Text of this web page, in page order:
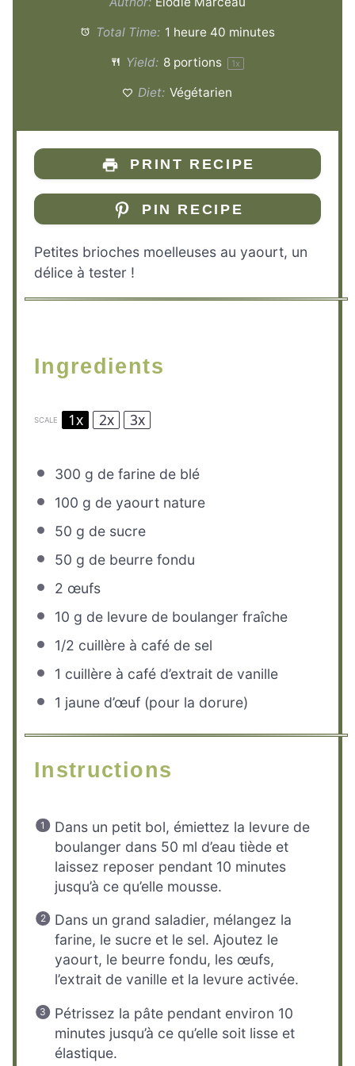
Total Time: 1 heure 40 minutes
Yield: 8 portions 1x
Diet: Végétarien
PRINT RECIPE
PIN RECIPE
Petites brioches moelleuses au yaourt, un
délice à tester !
Ingredients
SCALE 1x 2x 3x
300 g de farine de blé
100 g de yaourt nature
50 g de sucre
50 g de beurre fondu
2 œufs
10 g de levure de boulanger fraîche
1/2 cuillère à café de sel
1 cuillère à café d’extrait de vanille
1 jaune d’œuf (pour la dorure)
Instructions
Dans un petit bol, émiettez la levure de
boulanger dans 50 ml d’eau tiède et
laissez reposer pendant 10 minutes
jusqu’à ce qu’elle mousse.
Dans un grand saladier, mélangez la
farine, le sucre et le sel. Ajoutez le
yaourt, le beurre fondu, les œufs,
l’extrait de vanille et la levure activée.
Pétrissez la pâte pendant environ 10
minutes jusqu’à ce qu’elle soit lisse et
élastique.